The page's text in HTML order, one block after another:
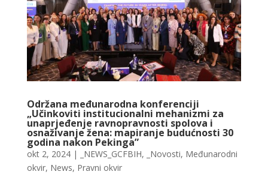
Održana međunarodna konferenciji
„Učinkoviti institucionalni mehanizmi za
unaprjeđenje ravnopravnosti spolova i
osnaživanje žena: mapiranje budućnosti 30
godina nakon Pekinga”
okt 2, 2024| _NEWS_GCFBIH, _Novosti, Međunarodni
okvir, News, Pravni okvir